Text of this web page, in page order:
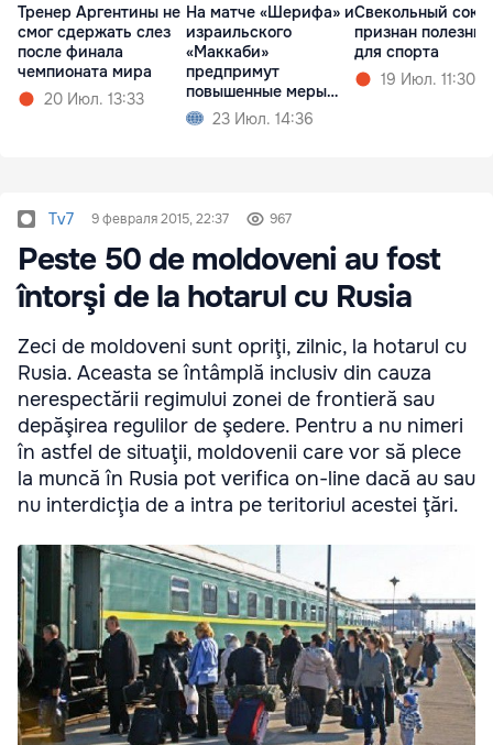
Тренер Аргентины не
смог сдержать слез
после финала
чемпионата мира
20 Июл. 13:33
На матче «Шерифа» и
израильского
«Маккаби»
предпримут
повышенные меры
безопасности
23 Июл. 14:36
Свекольный сок
признан
для спорта
19 Июл. 11:30
Tv7 9 февраля 2015, 22:37 967
Peste 50 de moldoveni au fost
întorşi de la hotarul cu Rusia
Zeci de moldoveni sunt opriţi, zilnic, la hotarul cu
Rusia. Aceasta se întâmplă inclusiv din cauza
nerespectării regimului zonei de frontieră sau
depăşirea regulilor de şedere. Pentru a nu nimeri
în astfel de situaţii, moldovenii care vor să plece
la muncă în Rusia pot verifica on-line dacă au sau
nu interdicţia de a intra pe teritoriul acestei ţări.